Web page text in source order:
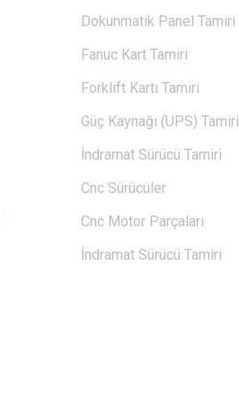
Dokunmatik Panel Tamiri
Fanuc Kart Tamiri
Forklift Kartı Tamiri
Güç Kaynağı (UPS) Tamiri
İndramat Sürücü Tamiri
Cnc Sürücüler
Cnc Motor Parçaları
İndramat Sürücü Tamiri